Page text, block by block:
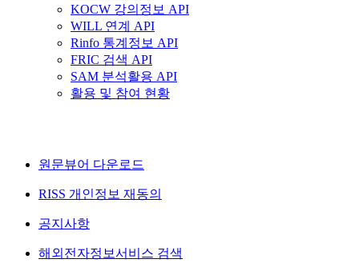
KOCW 강의정보 API
WILL 연계 API
Rinfo 통계정보 API
FRIC 검색 API
SAM 분석활용 API
활용 및 참여 현황
원문뷰어 다운로드
RISS 개인정보 재동의
공지사항
해외전자정보서비스 검색